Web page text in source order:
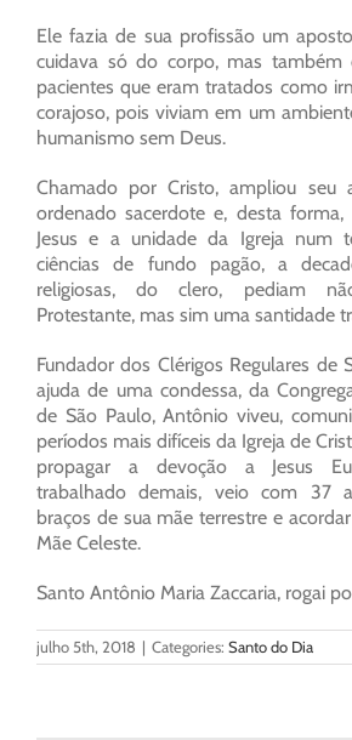
Ele fazia de sua profissão um
cuidava só do corpo, mas também
pacientes que eram tratados como
corajoso, pois viviam em um
humanismo sem Deus.
Chamado por Cristo, ampliou seu
ordenado sacerdote e, desta
Jesus e a unidade da Igreja num
ciências de fundo pagão, a
religiosas, do clero, pediam
Protestante, mas sim uma santidade
Fundador dos Clérigos Regulares de
ajuda de uma condessa, da
de São Paulo, Antônio viveu,
períodos mais difíceis da Igreja de
propagar a devoção a Jesus
trabalhado demais, veio com 37
braços de sua mãe terrestre e
Mãe Celeste.
Santo Antônio Maria Zaccaria, rogai
julho 5th, 2018 | Categories: Santo do Dia